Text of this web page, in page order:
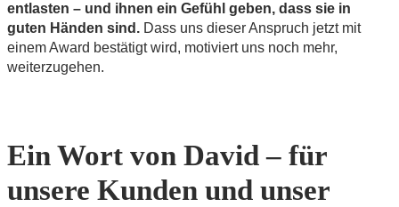
entlasten – und ihnen ein Gefühl geben, dass sie in
guten Händen sind. Dass uns dieser Anspruch jetzt mit
einem Award bestätigt wird, motiviert uns noch mehr,
weiterzugehen.
Ein Wort von David – für
unsere Kunden und unser